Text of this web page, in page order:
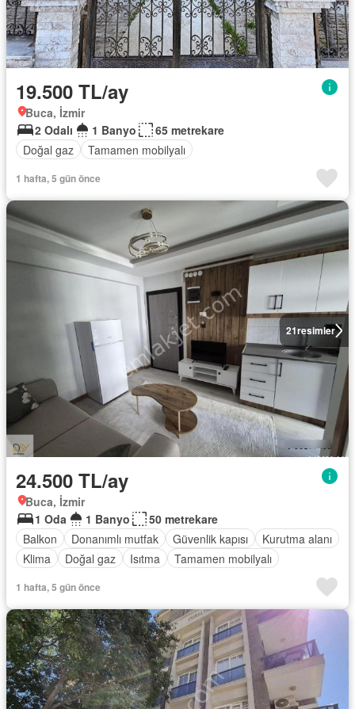
19.500 TL/ay
Buca, İzmir
2 Odalı
1 Banyo
65 metrekare
Doğal gaz
Tamamen mobilyalı
1 hafta, 5 gün önce
21resimler
24.500 TL/ay
Buca, İzmir
1 Oda
1 Banyo
50 metrekare
Balkon
Donanımlı mutfak Güvenlik kapısı
Kurutma alanı
Klima
Doğal gaz Isıtma Tamamen mobilyalı
1 hafta, 5 gün önce